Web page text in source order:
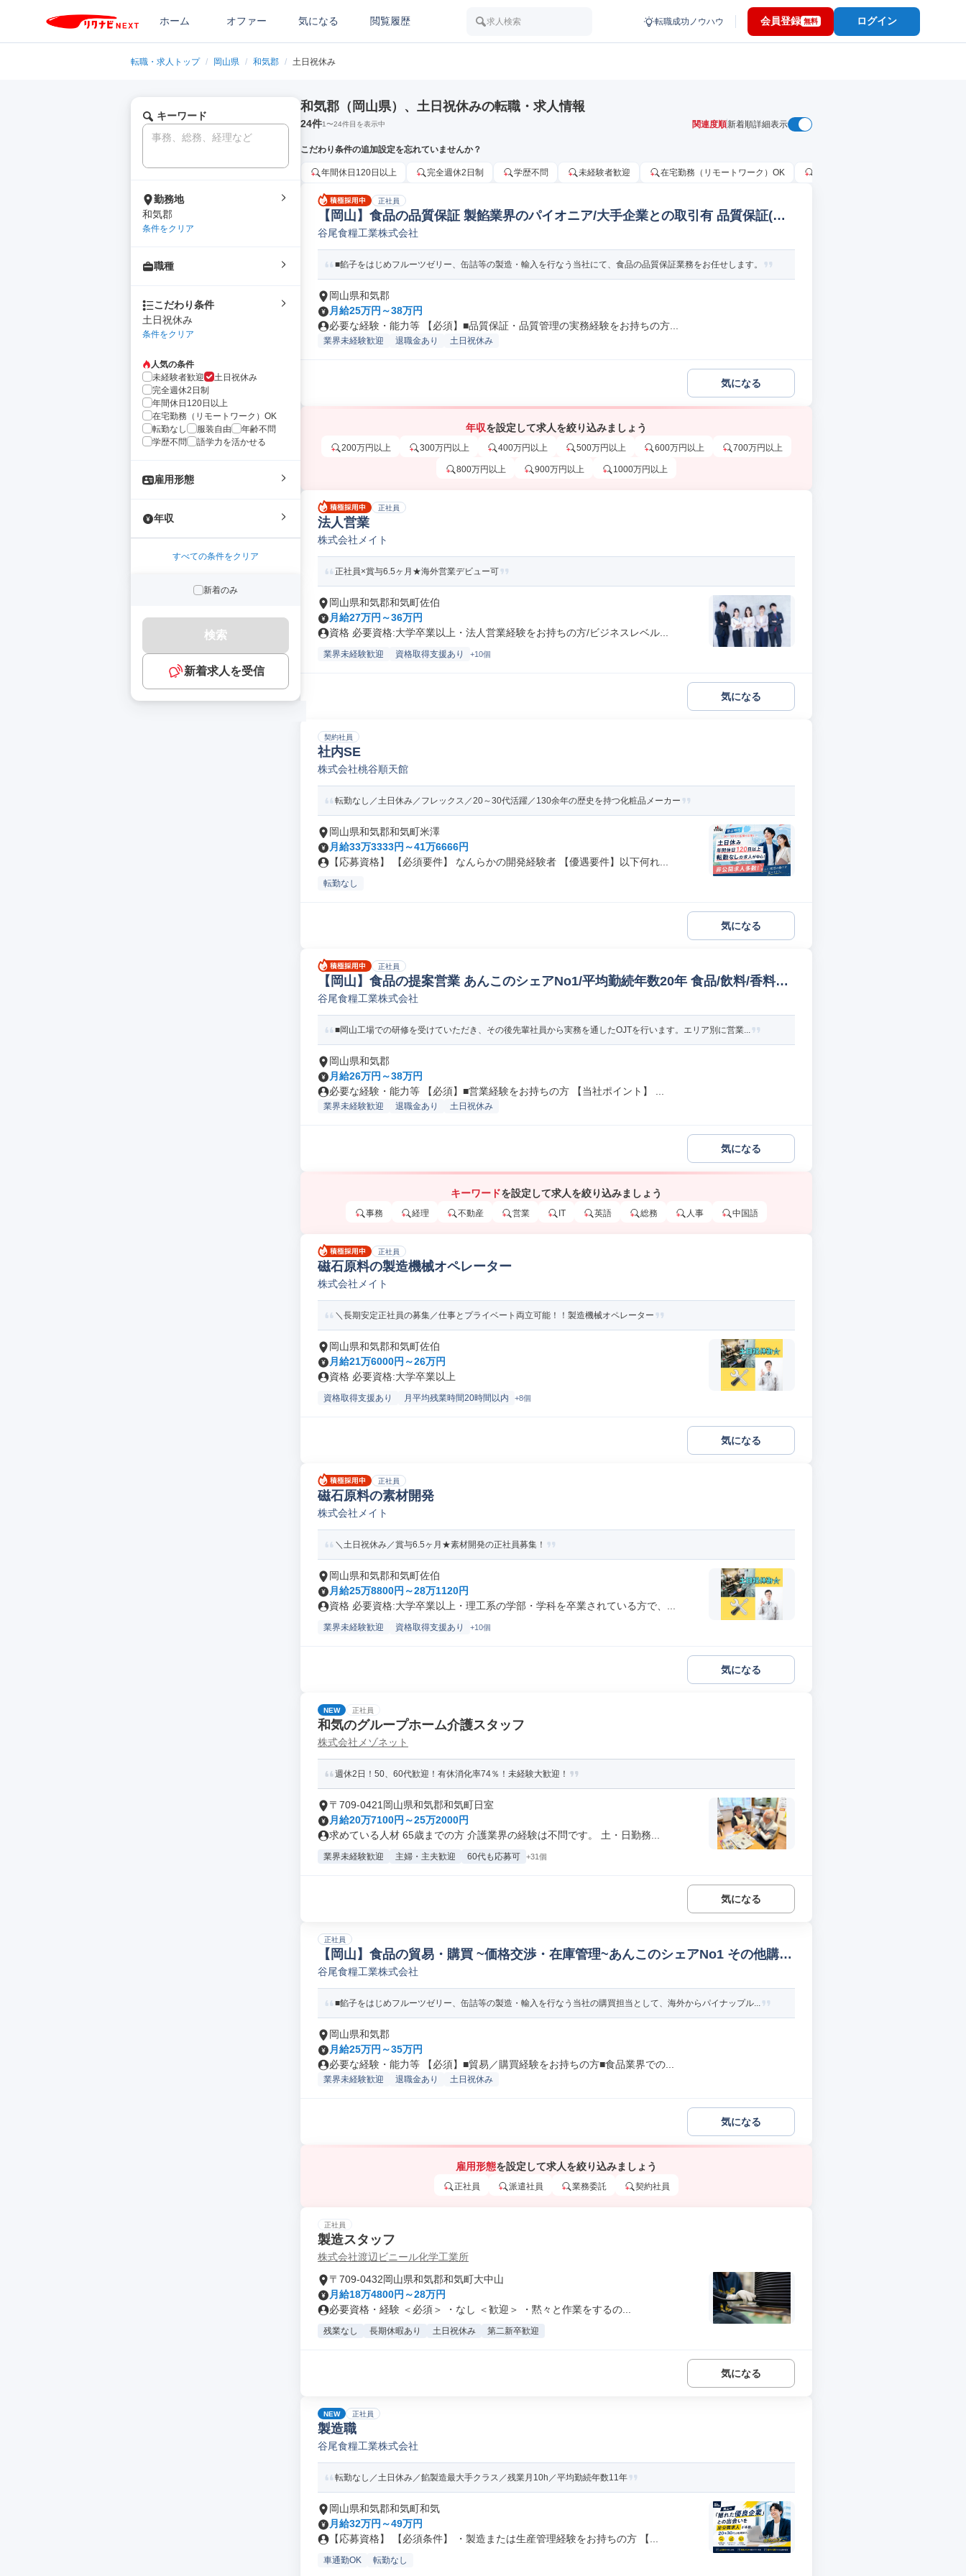
ホーム オファー 気になる 閲覧履歴 求人検索 転職成功ノウハウ 会員登録 無料 ログイン
転職・求人トップ / 岡山県 / 和気郡 / 土日祝休み
キーワード
勤務地
和気郡
条件をクリア
職種
こだわり条件
土日祝休み
条件をクリア
人気の条件
未経験者歓迎
土日祝休み
完全週休2日制
年間休日120日以上
在宅勤務（リモートワーク）OK
転勤なし
服装自由
年齢不問
学歴不問
語学力を活かせる
雇用形態
年収
すべての条件をクリア
新着のみ
検索
新着求人を受信
和気郡（岡山県）、土日祝休みの転職・求人情報
24件1〜24件目を表示中 関連度順新着順詳細表示
こだわり条件の追加設定を忘れていませんか？
年間休日120日以上 完全週休2日制 学歴不問 未経験者歓迎 在宅勤務（リモートワーク）OK
正社員
【岡山】食品の品質保証 製餡業界のパイオニア/大手企業との取引有 品質保証(食
品/飲料/たばこ)
谷尾食糧工業株式会社
■餡子をはじめフルーツゼリー、缶詰等の製造・輸入を行なう当社にて、食品の品質保証業務をお任せします。
岡山県和気郡
月給25万円～38万円
必要な経験・能力等 【必須】■品質保証・品質管理の実務経験をお持ちの方...
業界未経験歓迎 退職金あり 土日祝休み
気になる
年収を設定して求人を絞り込みましょう
200万円以上 300万円以上 400万円以上 500万円以上 600万円以上 700万円以上
800万円以上 900万円以上 1000万円以上
正社員
法人営業
株式会社メイト
正社員×賞与6.5ヶ月★海外営業デビュー可
岡山県和気郡和気町佐伯
月給27万円～36万円
資格 必要資格:大学卒業以上・法人営業経験をお持ちの方/ビジネスレベル...
業界未経験歓迎 資格取得支援あり +10個
気になる
契約社員
社内SE
株式会社桃谷順天館
転勤なし／土日休み／フレックス／20～30代活躍／130余年の歴史を持つ化粧品メーカー
岡山県和気郡和気町米澤
月給33万3333円～41万6666円
【応募資格】 【必須要件】 なんらかの開発経験者 【優遇要件】以下何れ...
転勤なし
気になる
正社員
【岡山】食品の提案営業 あんこのシェアNo1/平均勤続年数20年 食品/飲料/香料法
人営業
谷尾食糧工業株式会社
■岡山工場での研修を受けていただき、その後先輩社員から実務を通したOJTを行います。エリア別に営業...
岡山県和気郡
月給26万円～38万円
必要な経験・能力等 【必須】■営業経験をお持ちの方 【当社ポイント】 ...
業界未経験歓迎 退職金あり 土日祝休み
気になる
キーワードを設定して求人を絞り込みましょう
事務 経理 不動産 営業 IT 英語 総務 人事 中国語
正社員
磁石原料の製造機械オペレーター
株式会社メイト
＼長期安定正社員の募集／仕事とプライベート両立可能！！製造機械オペレーター
岡山県和気郡和気町佐伯
月給21万6000円～26万円
資格 必要資格:大学卒業以上
資格取得支援あり 月平均残業時間20時間以内 +8個
気になる
正社員
磁石原料の素材開発
株式会社メイト
＼土日祝休み／賞与6.5ヶ月★素材開発の正社員募集！
岡山県和気郡和気町佐伯
月給25万8800円～28万1120円
資格 必要資格:大学卒業以上・理工系の学部・学科を卒業されている方で、...
業界未経験歓迎 資格取得支援あり +10個
気になる
NEW 正社員
和気のグループホーム介護スタッフ
株式会社メゾネット
週休2日！50、60代歓迎！有休消化率74％！未経験大歓迎！
〒709-0421岡山県和気郡和気町日室
月給20万7100円～25万2000円
求めている人材 65歳までの方 介護業界の経験は不問です。 土・日勤務...
業界未経験歓迎 主婦・主夫歓迎 60代も応募可 +31個
気になる
正社員
【岡山】食品の貿易・購買 ~価格交渉・在庫管理~あんこのシェアNo1 その他購
買/調達
谷尾食糧工業株式会社
■餡子をはじめフルーツゼリー、缶詰等の製造・輸入を行なう当社の購買担当として、海外からパイナップル...
岡山県和気郡
月給25万円～35万円
必要な経験・能力等 【必須】■貿易／購買経験をお持ちの方■食品業界での...
業界未経験歓迎 退職金あり 土日祝休み
気になる
雇用形態を設定して求人を絞り込みましょう
正社員 派遣社員 業務委託 契約社員
正社員
製造スタッフ
株式会社渡辺ビニール化学工業所
〒709-0432岡山県和気郡和気町大中山
月給18万4800円～28万円
必要資格・経験 ＜必須＞ ・なし ＜歓迎＞ ・黙々と作業をするの...
残業なし 長期休暇あり 土日祝休み 第二新卒歓迎
気になる
NEW 正社員
製造職
谷尾食糧工業株式会社
転勤なし／土日休み／餡製造最大手クラス／残業月10h／平均勤続年数11年
岡山県和気郡和気町和気
月給32万円～49万円
【応募資格】 【必須条件】 ・製造または生産管理経験をお持ちの方 【...
車通勤OK 転勤なし